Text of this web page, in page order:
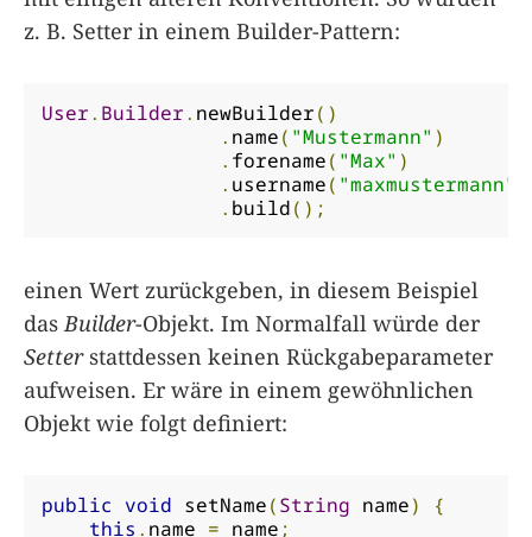
z. B. Setter in einem Builder-Pattern:
User. Builder. newBuilder()
. name( "Mustermann" )
. forename( "Max" )
. username( "maxmustermann"
. build();
einen Wert zurückgeben, in diesem Beispiel
das Builder-Objekt. Im Normalfall würde der
Setterstattdessen keinen Rückgabeparameter
aufweisen. Er wäre in einem gewöhnlichen
Objekt wie folgt definiert:
public void setName(String name)
{
this . name = name ;